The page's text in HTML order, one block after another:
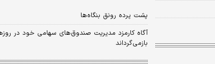
پشت پرده رونق بنگاه‌ها
آگاه کارمزد مدیریت صندوق‌های سهامی خود در
بازمی‌گرداند